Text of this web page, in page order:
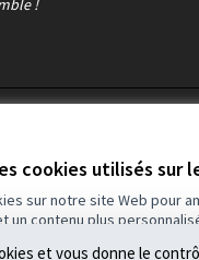
cookies utilisés sur
sur notre site Web pour
un contenu plus
!
libre Decidim .
et vous donne le